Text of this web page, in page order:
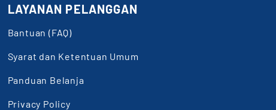
LAYANAN PELANGGAN
Bantuan (FAQ)
Syarat dan Ketentuan Umum
Panduan Belanja
Privacy Policy